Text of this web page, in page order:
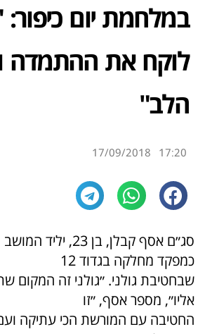
במלחמת יום כיפור:
לוקח את ההתמדה
הלב"
17:20
17/09/2018
סג״ם אסף קבלן, בן
כמפקד מחלקה בגדוד 12
שבחטיבת גולני. ״גולני זה המקום
אליו״, מספר אסף, ״זו
החטיבה עם המורשת הכי עתיקה